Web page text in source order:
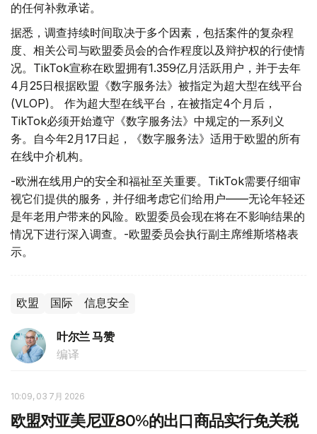
的任何补救承诺。
据悉，调查持续时间取决于多个因素，包括案件的复杂程
度、相关公司与欧盟委员会的合作程度以及辩护权的行使情
况。TikTok宣称在欧盟拥有1.359亿月活跃用户，并于去年
4月25日根据欧盟《数字服务法》被指定为超大型在线平台
(VLOP)。 作为超大型在线平台，在被指定4个月后，
TikTok必须开始遵守《数字服务法》中规定的一系列义
务。自今年2月17日起，《数字服务法》适用于欧盟的所有
在线中介机构。
-欧洲在线用户的安全和福祉至关重要。TikTok需要仔细审
视它们提供的服务，并仔细考虑它们给用户——无论年轻还
是年老用户带来的风险。欧盟委员会现在将在不影响结果的
情况下进行深入调查。-欧盟委员会执行副主席维斯塔格表
示。
欧盟 国际 信息安全
叶尔兰 马赞
编译
10:09, 03 7月 2026
欧盟对亚美尼亚80%的出口商品实行免关税